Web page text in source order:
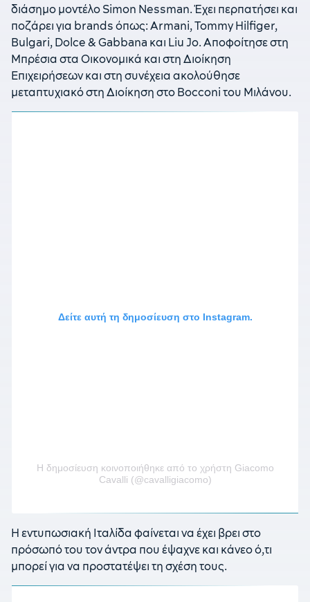
διάσημο μοντέλο Simon Nessman. Έχει περπατήσει και
ποζάρει για brands όπως: Armani, Tommy Hilfiger,
Bulgari, Dolce & Gabbana και Liu Jo. Αποφοίτησε στη
Μπρέσια στα Οικονομικά και στη Διοίκηση
Επιχειρήσεων και στη συνέχεια ακολούθησε
μεταπτυχιακό στη Διοίκηση στο Bocconi του Μιλάνου.
Δείτε αυτή τη δημοσίευση στο Instagram.
Η δημοσίευση κοινοποιήθηκε από το χρήστη Giacomo
Cavalli (@cavalligiacomo)
Η εντυπωσιακή Ιταλίδα φαίνεται να έχει βρει στο
πρόσωπό του τον άντρα που έψαχνε και κάνεο ό,τι
μπορεί για να προστατέψει τη σχέση τους.